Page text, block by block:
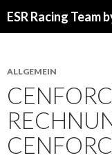
ESR Racing Team
ALLGEMEIN